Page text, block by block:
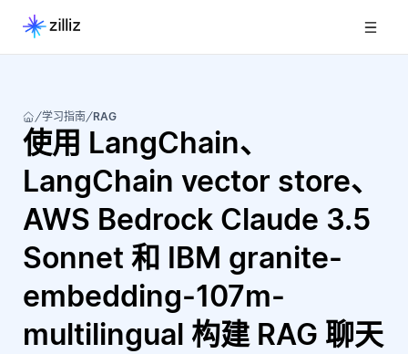
学习指南 RAG
使用 LangChain、
LangChain vector store、
AWS Bedrock Claude 3.5
Sonnet 和 IBM granite-
embedding-107m-
multilingual 构建 RAG 聊天